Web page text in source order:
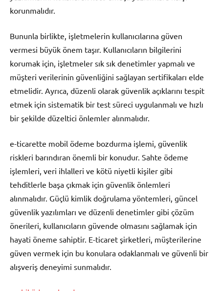
korunmalıdır.
Bununla birlikte, işletmelerin kullanıcılarına güven
vermesi büyük önem taşır. Kullanıcıların bilgilerini
korumak için, işletmeler sık sık denetimler yapmalı ve
müşteri verilerinin güvenliğini sağlayan sertifikaları elde
etmelidir. Ayrıca, düzenli olarak güvenlik açıklarını tespit
etmek için sistematik bir test süreci uygulanmalı ve hızlı
bir şekilde düzeltici önlemler alınmalıdır.
e-ticarette mobil ödeme bozdurma işlemi, güvenlik
riskleri barındıran önemli bir konudur. Sahte ödeme
işlemleri, veri ihlalleri ve kötü niyetli kişiler gibi
tehditlerle başa çıkmak için güvenlik önlemleri
alınmalıdır. Güçlü kimlik doğrulama yöntemleri, güncel
güvenlik yazılımları ve düzenli denetimler gibi çözüm
önerileri, kullanıcıların güvende olmasını sağlamak için
hayati öneme sahiptir. E-ticaret şirketleri, müşterilerine
güven vermek için bu konulara odaklanmalı ve güvenli bir
alışveriş deneyimi sunmalıdır.